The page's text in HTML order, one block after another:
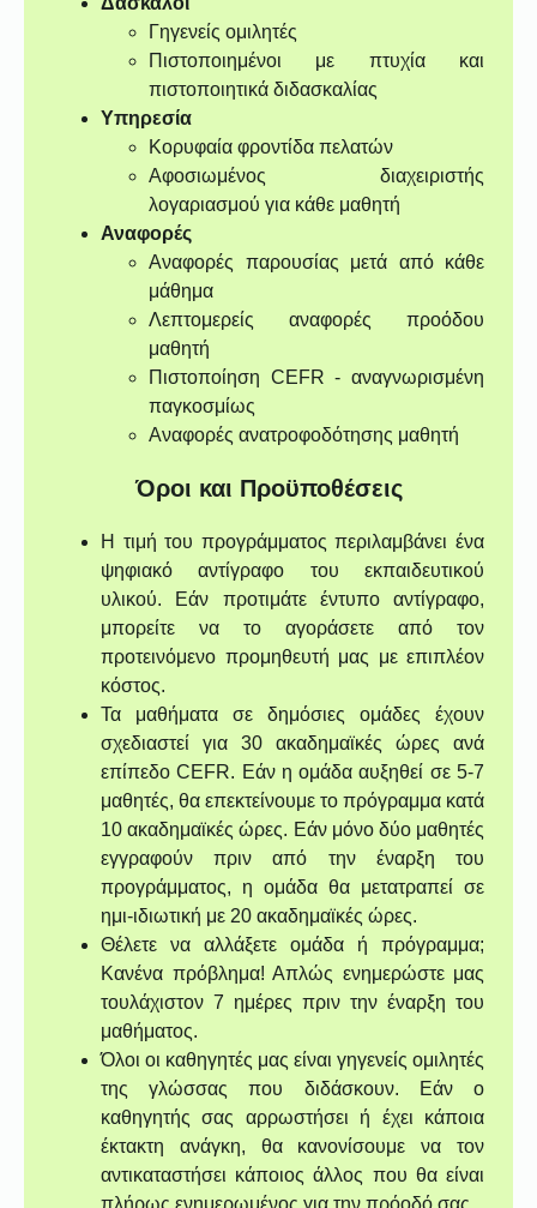
Γηγενείς ομιλητές
Πιστοποιημένοι με πτυχία και
πιστοποιητικά διδασκαλίας
Υπηρεσία
Κορυφαία φροντίδα πελατών
Αφοσιωμένος διαχειριστής
λογαριασμού για κάθε μαθητή
Αναφορές
Αναφορές παρουσίας μετά από κάθε
μάθημα
Λεπτομερείς αναφορές προόδου
μαθητή
Πιστοποίηση CEFR - αναγνωρισμένη
παγκοσμίως
Αναφορές ανατροφοδότησης μαθητή
Όροι και Προϋποθέσεις
Η τιμή του προγράμματος περιλαμβάνει ένα
ψηφιακό αντίγραφο του εκπαιδευτικού
υλικού. Εάν προτιμάτε έντυπο αντίγραφο,
μπορείτε να το αγοράσετε από τον
προτεινόμενο προμηθευτή μας με επιπλέον
κόστος.
Τα μαθήματα σε δημόσιες ομάδες έχουν
σχεδιαστεί για 30 ακαδημαϊκές ώρες ανά
επίπεδο CEFR. Εάν η ομάδα αυξηθεί σε 5-7
μαθητές, θα επεκτείνουμε το πρόγραμμα κατά
10 ακαδημαϊκές ώρες. Εάν μόνο δύο μαθητές
εγγραφούν πριν από την έναρξη του
προγράμματος, η ομάδα θα μετατραπεί σε
ημι-ιδιωτική με 20 ακαδημαϊκές ώρες.
Θέλετε να αλλάξετε ομάδα ή πρόγραμμα;
Κανένα πρόβλημα! Απλώς ενημερώστε μας
τουλάχιστον 7 ημέρες πριν την έναρξη του
μαθήματος.
Όλοι οι καθηγητές μας είναι γηγενείς ομιλητές
της γλώσσας που διδάσκουν. Εάν ο
καθηγητής σας αρρωστήσει ή έχει κάποια
έκτακτη ανάγκη, θα κανονίσουμε να τον
αντικαταστήσει κάποιος άλλος που θα είναι